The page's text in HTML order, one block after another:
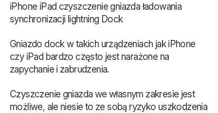
iPhone iPad czyszczenie gniazda ładowania
synchronizacji lightning Dock
Gniazdo dock w takich urządzeniach jak iPhone
czy iPad bardzo często jest narażone na
zapychanie i zabrudzenia.
Czyszczenie gniazda we własnym zakresie jest
możliwe, ale niesie to ze sobą ryzyko uszkodzenia